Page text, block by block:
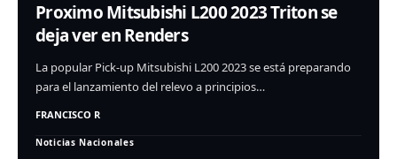
Proximo Mitsubishi L200 2023 Triton se
deja ver en Renders
La popular Pick-up Mitsubishi L200 2023 se está preparando
para el lanzamiento del relevo a principios…
FRANCISCO R
Noticias Nacionales